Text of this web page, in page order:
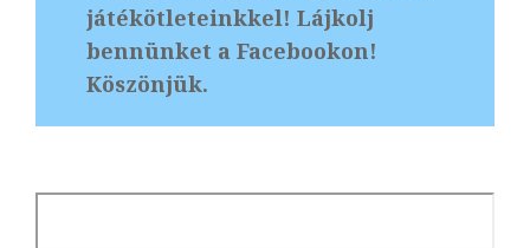
játékötleteinkkel! Lájkolj
bennünket a Facebookon!
Köszönjük.